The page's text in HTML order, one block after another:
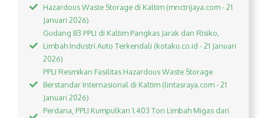
Hazardous Waste Storage di Kaltim (mnctrijaya.com - 21
Januari 2026)
Gudang B3 PPLI di Kaltim Pangkas Jarak dan Risiko,
Limbah Industri Auto Terkendali (kotaku.co.id - 21 Januari
2026)
PPLI Resmikan Fasilitas Hazardous Waste Storage
Berstandar Internasional di Kaltim (lintasraya.com - 21
Januari 2026)
Perdana, PPLI Kumpulkan 1.403 Ton Limbah Migas dari